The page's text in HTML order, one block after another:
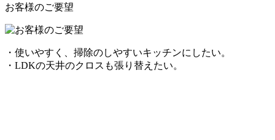
お客様のご要望
・使いやすく、掃除のしやすいキッチンにしたい。
・LDKの天井のクロスも張り替えたい。